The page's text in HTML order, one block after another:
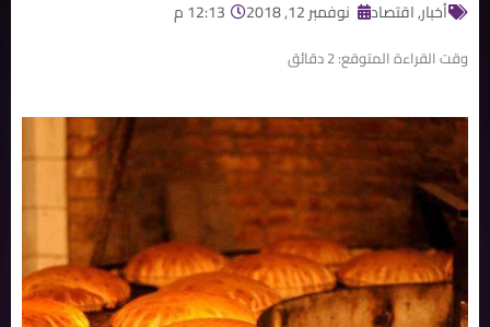
أخبار,اقتصاد نوفمبر 12, 2018 12:13 م
وقت القراءة المتوقع:2دقائق